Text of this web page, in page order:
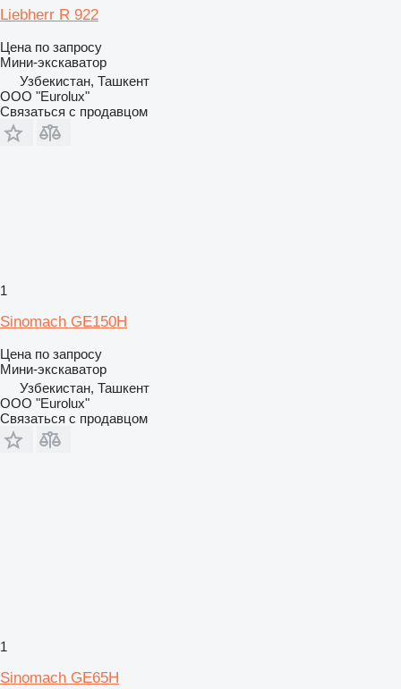
Liebherr R 922
Цена по запросу
Мини-экскаватор
Узбекистан, Ташкент
ООО "Eurolux"
Связаться с продавцом
1
Sinomach GE150H
Цена по запросу
Мини-экскаватор
Узбекистан, Ташкент
ООО "Eurolux"
Связаться с продавцом
1
Sinomach GE65H